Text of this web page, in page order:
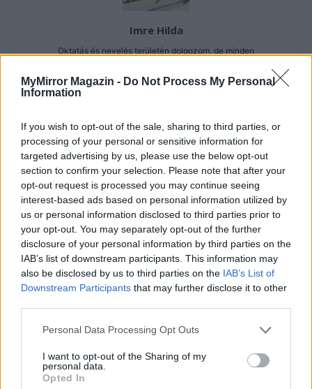
MyMirror Magazin - Do Not Process My Personal
Information
If you wish to opt-out of the sale, sharing to third parties, or
processing of your personal or sensitive information for
targeted advertising by us, please use the below opt-out
section to confirm your selection. Please note that after your
opt-out request is processed you may continue seeing
interest-based ads based on personal information utilized by
us or personal information disclosed to third parties prior to
your opt-out. You may separately opt-out of the further
disclosure of your personal information by third parties on the
IAB’s list of downstream participants. This information may
also be disclosed by us to third parties on the IAB’s List of
Downstream Participants that may further disclose it to other
Personal Data Processing Opt Outs
I want to opt-out of the Sharing of my
personal data.
Opted In
Imre Hilda
Oktatás és nevelés területén dolgozom, de minden
mögé és közben keresem az embert, a nőt a jól legyártott álarcok
mögött. Néha meséket is írok, de gyakrabban novellákat,
KAPCSOLÓDÓ CIKKEK TÖBB A SZERZŐTŐL
Minka 14. rész
Minka 13. rész
Clayton-ügy